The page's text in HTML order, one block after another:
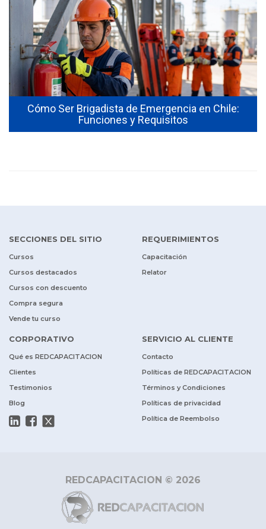
Cómo Ser Brigadista de Emergencia en Chile:
Funciones y Requisitos
SECCIONES DEL SITIO
Cursos
Cursos destacados
Cursos con descuento
Compra segura
Vende tu curso
REQUERIMIENTOS
Capacitación
Relator
CORPORATIVO
Qué es REDCAPACITACION
Clientes
Testimonios
Blog
SERVICIO AL CLIENTE
Contacto
Políticas de REDCAPACITACION
Términos y Condiciones
Políticas de privacidad
Política de Reembolso
REDCAPACITACION © 2026